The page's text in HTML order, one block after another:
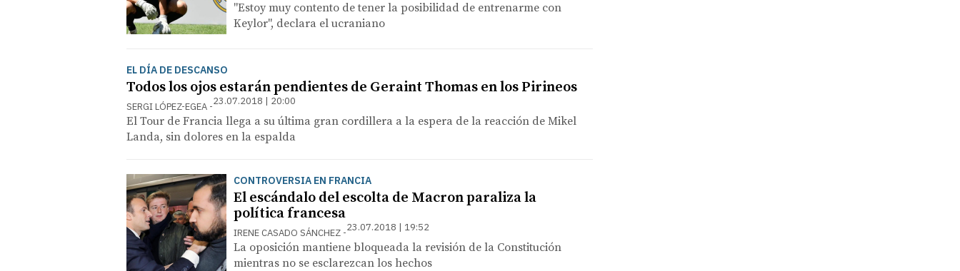
"Estoy muy contento de tener la posibilidad de entrenarme con
Keylor", declara el ucraniano
EL DÍA DE DESCANSO
Todos los ojos estarán pendientes de Geraint Thomas en los Pirineos
SERGI LÓPEZ-EGEA 23.07.2018 | 20:00
El Tour de Francia llega a su última gran cordillera a la espera de la reacción de Mikel
Landa, sin dolores en la espalda
CONTROVERSIA EN FRANCIA
El escándalo del escolta de Macron paraliza la
política francesa
IRENE CASADO SÁNCHEZ 23.07.2018 | 19:52
La oposición mantiene bloqueada la revisión de la Constitución
mientras no se esclarezcan los hechos